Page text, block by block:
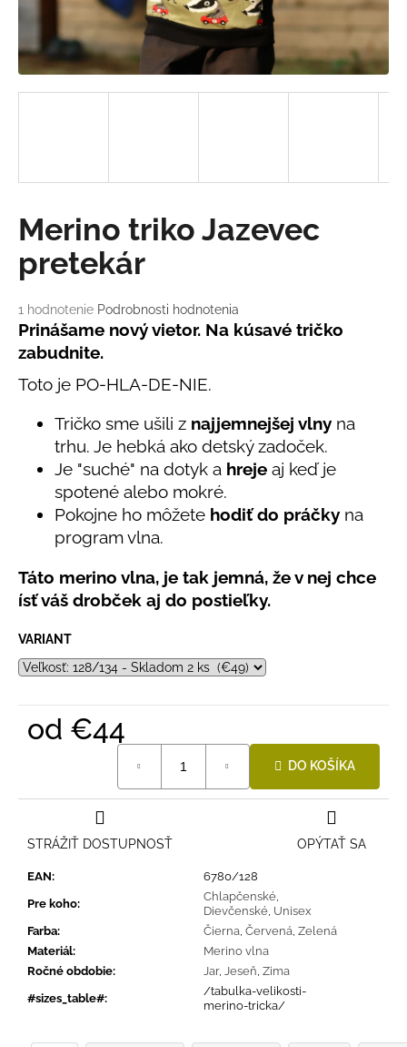
Priemerné
hodnotenie
produktu
je
5,0
z
hviezdičiek.
1 hodnotenie Podrobnosti hodnotenia
Merino triko Jazevec
pretekár
Prinášame nový vietor. Na kúsavé tričko
zabudnite.
Toto je PO-HLA-DE-NIE.
Tričko sme ušili z najjemnejšej vlny na
trhu. Je hebká ako detský zadoček.
Je "suché" na dotyk a hreje aj keď je
spotené alebo mokré.
Pokojne ho môžete hodiť do práčky na
program vlna.
Táto merino vlna, je tak jemná, že v nej chce
ísť váš drobček aj do postieľky.
VARIANT
od €44
DO KOŠÍKA
EAN:
6780/128
Pre koho:
Chlapčenské
Dievčenské Unisex
Farba: Čierna Červená Zelená
Materiál:
Merino vlna
Ročné obdobie: Jar, Jeseň Zima
#sizes_table#:
/tabulka-velikosti-
merino-tricka/
OPÝTAŤ SA
STRÁŽIŤ DOSTUPNOSŤ
á
j
s
ť
d
p
o
ú
DETSKÁ
LETNÁ
S
UV
30
MODRÁ
€16